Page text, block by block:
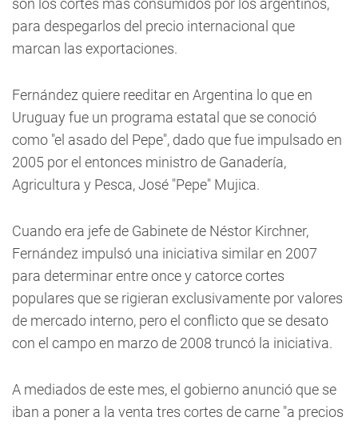
son los cortes más consumidos por los argentinos,
para despegarlos del precio internacional que
marcan las exportaciones.
Fernández quiere reeditar en Argentina lo que en
Uruguay fue un programa estatal que se conoció
como "el asado del Pepe", dado que fue impulsado en
2005 por el entonces ministro de Ganadería,
Agricultura y Pesca, José "Pepe" Mujica.
Cuando era jefe de Gabinete de Néstor Kirchner,
Fernández impulsó una iniciativa similar en 2007
para determinar entre once y catorce cortes
populares que se rigieran exclusivamente por valores
de mercado interno, pero el conflicto que se desato
con el campo en marzo de 2008 truncó la iniciativa.
A mediados de este mes, el gobierno anunció que se
iban a poner a la venta tres cortes de carne "a precios